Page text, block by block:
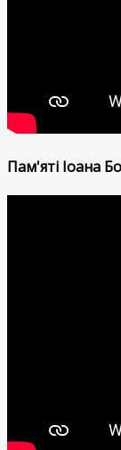
Пам'яті Іоана